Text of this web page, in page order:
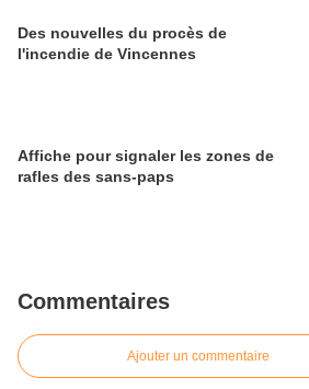
Des nouvelles du procès de
l'incendie de Vincennes
Affiche pour signaler les zones de
rafles des sans-paps
Commentaires
Ajouter un commentaire